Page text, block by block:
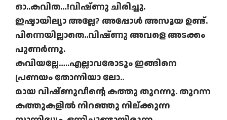
ഓ..കവിത…!വിഷ്ണു ചിരിച്ചു.
ഇഷ്ടായില്യാ അല്ലേ? അപ്പോൾ അസൂയ ഉണ്ട്.
പിന്നെയില്ലാതെ..വിഷ്ണു അവളെ അടക്കം
പുണർന്നു.
കവിയല്ലേ…..എല്ലാവരോടും ഇങ്ങിനെ
പ്രണയം തോന്നിയാ ലോ..
മായ വിഷ്ണുവീന്റെ കത്തു തുറന്നു. തുറന്ന
കത്തുകളിൽ നിറഞ്ഞു നില്ക്കുന്ന